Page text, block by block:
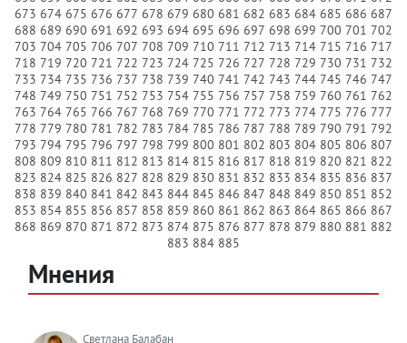
673 674 675 676 677 678 679 680 681 682 683 684 685 686 687
688 689 690 691 692 693 694 695 696 697 698 699 700 701 702
703 704 705 706 707 708 709 710 711 712 713 714 715 716 717
718 719 720 721 722 723 724 725 726 727 728 729 730 731 732
733 734 735 736 737 738 739 740 741 742 743 744 745 746 747
748 749 750 751 752 753 754 755 756 757 758 759 760 761 762
763 764 765 766 767 768 769 770 771 772 773 774 775 776 777
778 779 780 781 782 783 784 785 786 787 788 789 790 791 792
793 794 795 796 797 798 799 800 801 802 803 804 805 806 807
808 809 810 811 812 813 814 815 816 817 818 819 820 821 822
823 824 825 826 827 828 829 830 831 832 833 834 835 836 837
838 839 840 841 842 843 844 845 846 847 848 849 850 851 852
853 854 855 856 857 858 859 860 861 862 863 864 865 866 867
868 869 870 871 872 873 874 875 876 877 878 879 880 881 882
883 884 885
Мнения
Светлана Балабан